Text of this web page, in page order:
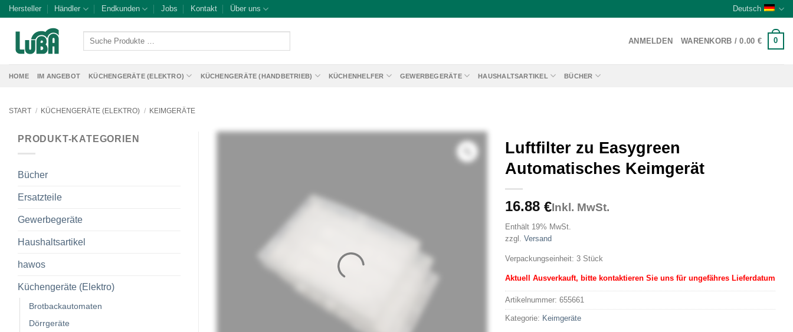
Zum
springen
Hersteller Händler Endkunden Jobs Kontakt Über uns Deutsch
Suche
ANMELDEN WARENKORB /0.00 € 0
HOME IM ANGEBOT KÜCHENGERÄTE (ELEKTRO) KÜCHENGERÄTE (HANDBETRIEB) KÜCHENHELFER GEWERBEGERÄTE HAUSHALTSARTIKEL BÜCHER
START / KÜCHENGERÄTE (ELEKTRO) / KEIMGERÄTE
PRODUKT-KATEGORIEN
Bücher
Ersatzteile
Gewerbegeräte
Haushaltsartikel
hawos
Küchengeräte (Elektro)
Brotbackautomaten
Dörrgeräte
Luftfilter zu Easygreen
Automatisches Keimgerät
16.88 €Inkl. MwSt.
Enthält 19% MwSt.
zzgl. Versand
Verpackungseinheit: 3 Stück
Aktuell Ausverkauft, bitte kontaktieren Sie uns für ungefähres Lieferdatum
Artikelnummer: 655661
Kategorie: Keimgeräte